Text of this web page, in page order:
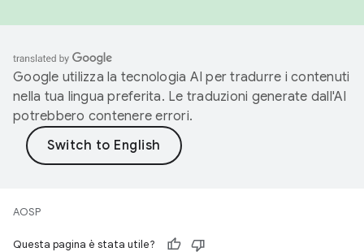
Google utilizza la tecnologia AI per tradurre i contenuti
nella tua lingua preferita. Le traduzioni generate dall'AI
potrebbero contenere errori.
AOSP
Questa pagina è stata utile?